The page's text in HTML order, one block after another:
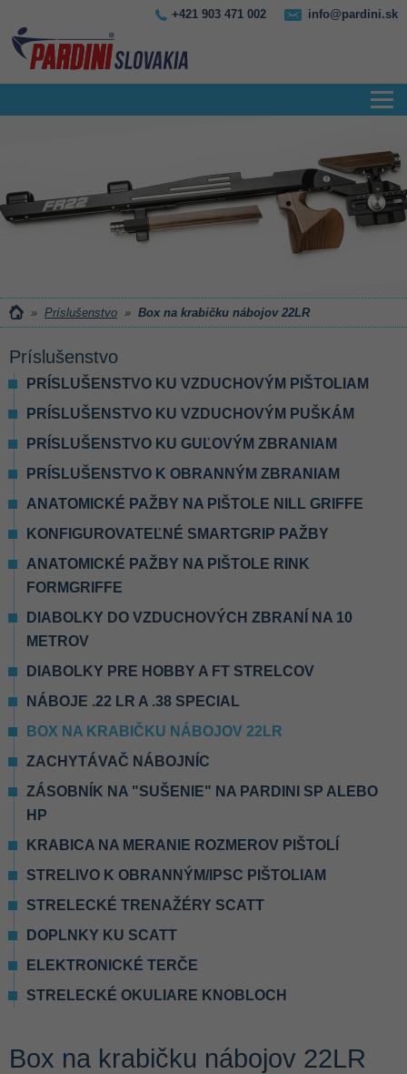
+421 903 471 002 info@pardini.sk
» Príslušenstvo » Box na krabičku nábojov 22LR
Príslušenstvo
PRÍSLUŠENSTVO KU VZDUCHOVÝM PIŠTOLIAM
PRÍSLUŠENSTVO KU VZDUCHOVÝM PUŠKÁM
PRÍSLUŠENSTVO KU GUĽOVÝM ZBRANIAM
PRÍSLUŠENSTVO K OBRANNÝM ZBRANIAM
ANATOMICKÉ PAŽBY NA PIŠTOLE NILL GRIFFE
KONFIGUROVATEĽNÉ SMARTGRIP PAŽBY
ANATOMICKÉ PAŽBY NA PIŠTOLE RINK
FORMGRIFFE
DIABOLKY DO VZDUCHOVÝCH ZBRANÍ NA 10
METROV
DIABOLKY PRE HOBBY A FT STRELCOV
NÁBOJE .22 LR A .38 SPECIAL
BOX NA KRABIČKU NÁBOJOV 22LR
ZACHYTÁVAČ NÁBOJNÍC
ZÁSOBNÍK NA "SUŠENIE" NA PARDINI SP ALEBO
HP
KRABICA NA MERANIE ROZMEROV PIŠTOLÍ
STRELIVO K OBRANNÝM/IPSC PIŠTOLIAM
STRELECKÉ TRENAŽÉRY SCATT
DOPLNKY KU SCATT
ELEKTRONICKÉ TERČE
STRELECKÉ OKULIARE KNOBLOCH
Box na krabičku nábojov 22LR